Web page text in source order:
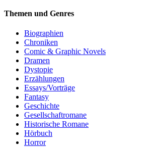
Themen und Genres
Biographien
Chroniken
Comic & Graphic Novels
Dramen
Dystopie
Erzählungen
Essays/Vorträge
Fantasy
Geschichte
Gesellschaftromane
Historische Romane
Hörbuch
Horror